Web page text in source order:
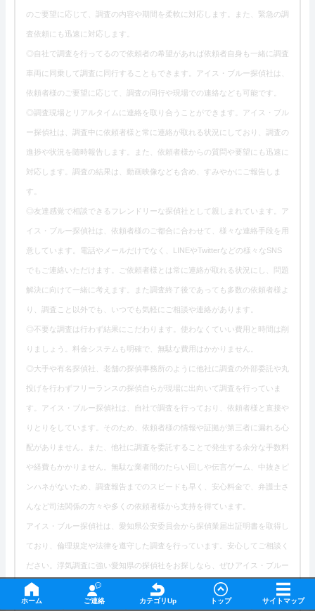
のご要望に応じて、調査の内容や期間を柔軟に対応します。また、緊急の調
査依頼にも迅速に対応します。
◎自社で調査を行ってるので依頼者の希望があれば依頼者自身も一緒に調査
車両に同乗して調査に同行することもできます。アイス・ブルー探偵社は、
依頼者様のご要望に応じて、調査の同行や現場での連絡なども可能です。
◎調査現場とリアルタイムに連絡を取り合うことができます。アイス・ブル
ー探偵社は、調査中に依頼者様と常に連絡が取れる状況にしており、調査の
進捗や状況を随時報告します。また、依頼者様からの質問や要望にも迅速に
対応します。調査の結果は、動画映像なども含め、すみやかにご報告しま
す。
◎友達感覚で相談できるフレンドリーな探偵社として親しまれています。ア
イス・ブルー探偵社は、依頼者様のご都合に合わせて、様々な連絡手段を用
意しています。電話やメールだけでなく、LINEやTwitterなどの様々なSNS
でもご連絡いただけます。ご依頼者様とは常に連絡が取れる状況にし、問題
解決に向けて一緒に考えます。また調査終了後であっても多数の依頼者様よ
り、調査こと以外でも、いつでも気軽にご相談や連絡があります。
◎不要な調査は行わず結果にこだわります。使わなくていい費用と時間は削
りましょう。料金システムも明確で、無駄な費用はかかりません。
◎大手や有名探偵社、老舗の探偵事務所のように他社に調査の外部委託や丸
投げを行わずフリーランスの探偵自らが現場に出向いて調査を行っていま
す。アイス・ブルー探偵社は、自社で調査を行っており、依頼者様と直接や
りとりをしています。そのため、依頼者様の情報や証拠が第三者に漏れる心
配がありません。また、他社に調査を委託することで発生する余分な手数料
や経費もかかりません。無駄な業者間のたらい回しや伝言ゲーム、中抜きピ
ンハネがないため、調査報告までのスピードも早く、安心料金で、弁護士さ
んなど司法関係の方々や多くの依頼者様から支持を得ています。
アイス・ブルー探偵社は、愛知県公安委員会から探偵業届出証明書を取得し
ており、倫理規定や法律を遵守した調査を行っています。安心してご相談く
ださい。浮気調査に強い愛知県の探偵社をお探しなら、ぜひアイス・ブルー
探偵社にお問い合わせください。お電話やメール、SNSなどの様々な連絡手
段で無料相談を受け付けています。お気軽にご連絡ください。
ホーム ご連絡 カテゴリUp トップ サイトマップ